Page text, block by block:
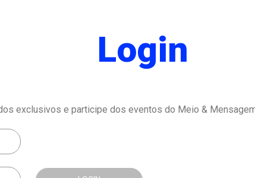
Login
exclusivos e participe dos eventos do Meio &